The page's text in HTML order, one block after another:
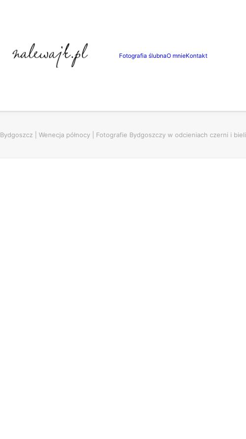
Fotografia ślubnaO mnieKontakt
Bydgoszcz | Wenecja północy | Fotografie Bydgoszczy w odcieniach czerni i bieli